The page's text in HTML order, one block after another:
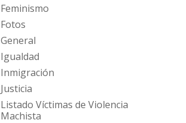
Feminismo
Fotos
General
Igualdad
Inmigración
Justicia
Listado Víctimas de Violencia
Machista